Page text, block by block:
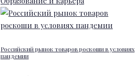
Российский рынок товаров роскоши в условиях
пандемии